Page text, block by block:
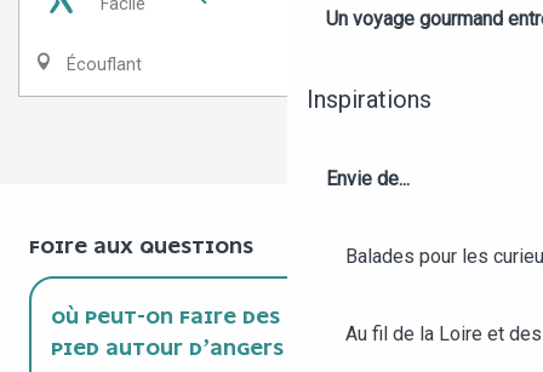
Un voyage gourmand
Inspirations
Envie de...
Balades pour les
Au fil de la Loire et
Facile
Écouflant
FOIRE AUX QUESTIONS
OÙ PEUT-ON FAIRE DES RANDONNÉES À
PIED AUTOUR D’ANGERS ?